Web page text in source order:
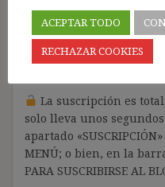
lucro y que se apropian
ningún respeto por los
llevado a restringir el
La suscripción es
solo lleva unos
apartado
MENÚ; o bien, en la
PARA SUSCRIBIRSE AL
ACEPTAR TODO
RECHAZAR COOKIES